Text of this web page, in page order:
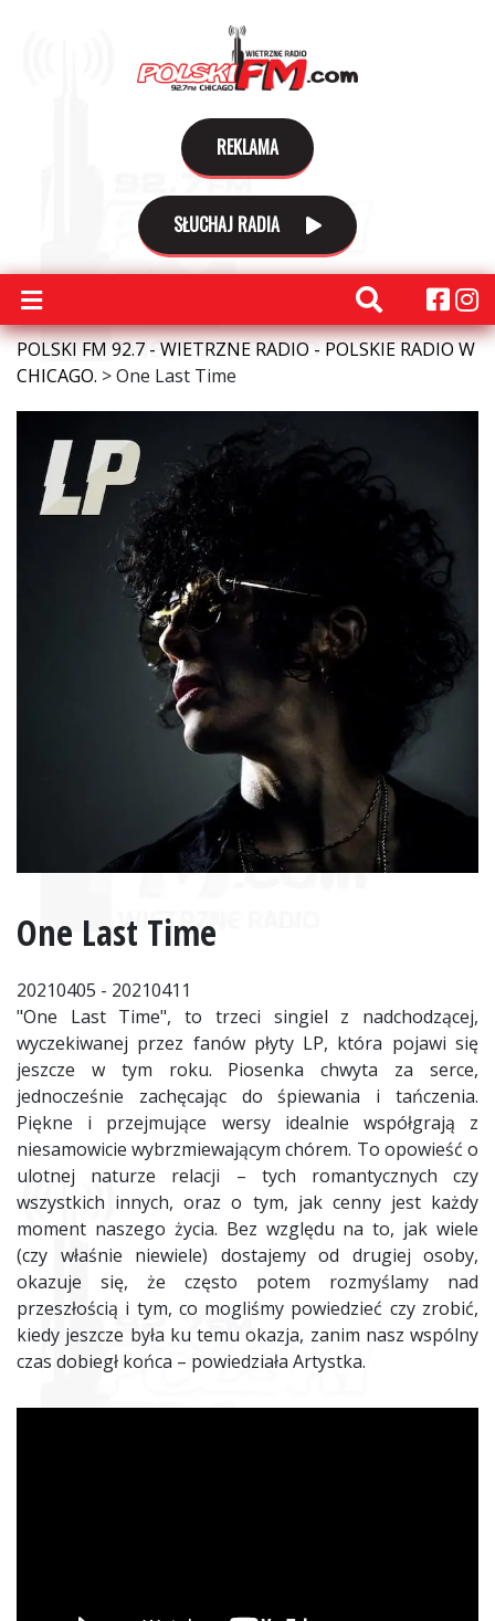
REKLAMA
SŁUCHAJ RADIA
POLSKI FM 92.7 - WIETRZNE RADIO - POLSKIE RADIO W
CHICAGO. >One Last Time
One Last Time
20210405 - 20210411
"One Last Time", to trzeci singiel z nadchodzącej,
wyczekiwanej przez fanów płyty LP, która pojawi się
jeszcze w tym roku. Piosenka chwyta za serce,
jednocześnie zachęcając do śpiewania i tańczenia.
Piękne i przejmujące wersy idealnie współgrają z
niesamowicie wybrzmiewającym chórem. To opowieść o
ulotnej naturze relacji – tych romantycznych czy
wszystkich innych, oraz o tym, jak cenny jest każdy
moment naszego życia. Bez względu na to, jak wiele
(czy właśnie niewiele) dostajemy od drugiej osoby,
okazuje się, że często potem rozmyślamy nad
przeszłością i tym, co mogliśmy powiedzieć czy zrobić,
kiedy jeszcze była ku temu okazja, zanim nasz wspólny
czas dobiegł końca – powiedziała Artystka.